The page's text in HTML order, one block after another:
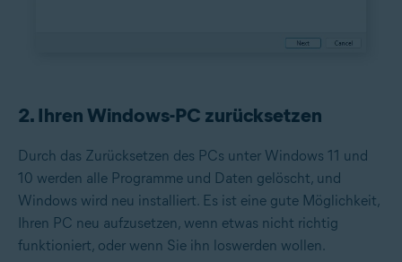
2. Ihren Windows-PC zurücksetzen
Durch das Zurücksetzen des PCs unter Windows 11 und
10 werden alle Programme und Daten gelöscht, und
Windows wird neu installiert. Es ist eine gute Möglichkeit,
Ihren PC neu aufzusetzen, wenn etwas nicht richtig
funktioniert, oder wenn Sie ihn loswerden wollen.